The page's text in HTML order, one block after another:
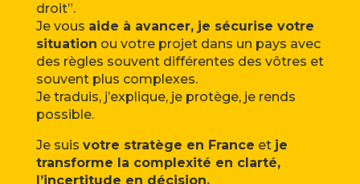
droit”.
Je vous aide à avancer, je sécurise votre
situation ou votre projet dans un pays avec
des règles souvent différentes des vôtres et
souvent plus complexes.
Je traduis, j’explique, je protège, je rends
possible.
Je suis votre stratège en France et je
transforme la complexité en clarté,
l’incertitude en décision.